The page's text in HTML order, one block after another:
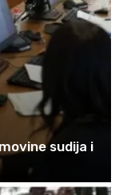
sudija i